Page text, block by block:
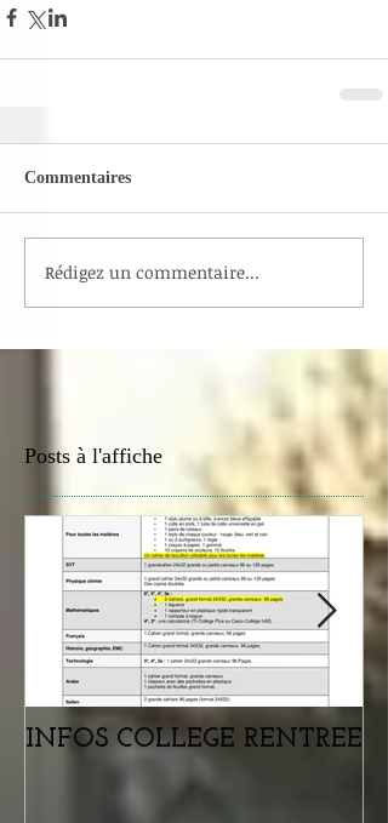
Commentaires
Rédigez un commentaire...
Posts à l'affiche
INFOS COLLEGE RENTREE